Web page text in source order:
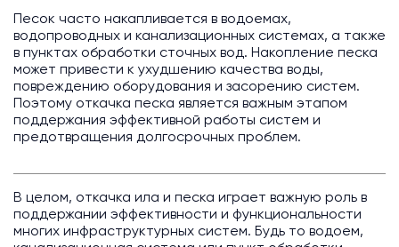
Песок часто накапливается в водоемах,
водопроводных и канализационных системах, а также
в пунктах обработки сточных вод. Накопление песка
может привести к ухудшению качества воды,
повреждению оборудования и засорению систем.
Поэтому откачка песка является важным этапом
поддержания эффективной работы систем и
предотвращения долгосрочных проблем.
В целом, откачка ила и песка играет важную роль в
поддержании эффективности и функциональности
многих инфраструктурных систем. Будь то водоем,